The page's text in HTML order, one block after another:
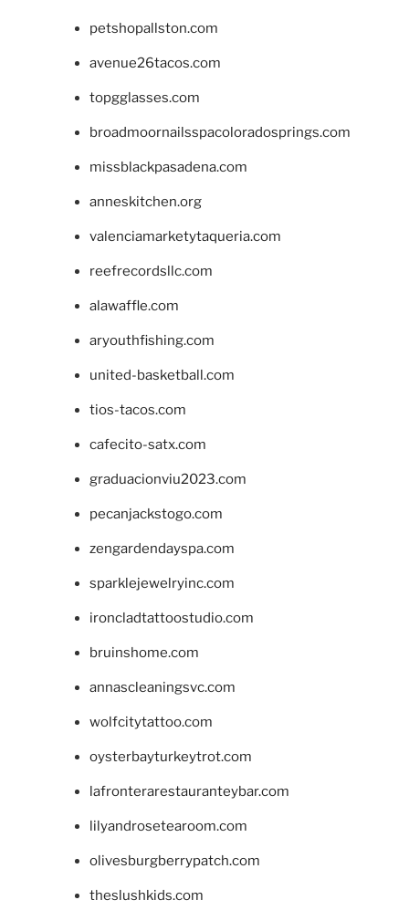
petshopallston.com
avenue26tacos.com
topgglasses.com
broadmoornailsspacoloradosprings.com
missblackpasadena.com
anneskitchen.org
valenciamarketytaqueria.com
reefrecordsllc.com
alawaffle.com
aryouthfishing.com
united-basketball.com
tios-tacos.com
cafecito-satx.com
graduacionviu2023.com
pecanjackstogo.com
zengardendayspa.com
sparklejewelryinc.com
ironcladtattoostudio.com
bruinshome.com
annascleaningsvc.com
wolfcitytattoo.com
oysterbayturkeytrot.com
lafronterarestauranteybar.com
lilyandrosetearoom.com
olivesburgberrypatch.com
theslushkids.com